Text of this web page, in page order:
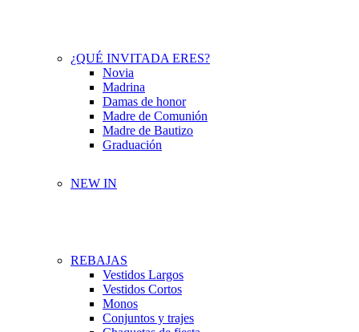
¿QUÉ INVITADA ERES?
Novia
Madrina
Damas de honor
Madre de Comunión
Madre de Bautizo
Graduación
NEW IN
REBAJAS
Vestidos Largos
Vestidos Cortos
Monos
Conjuntos y trajes